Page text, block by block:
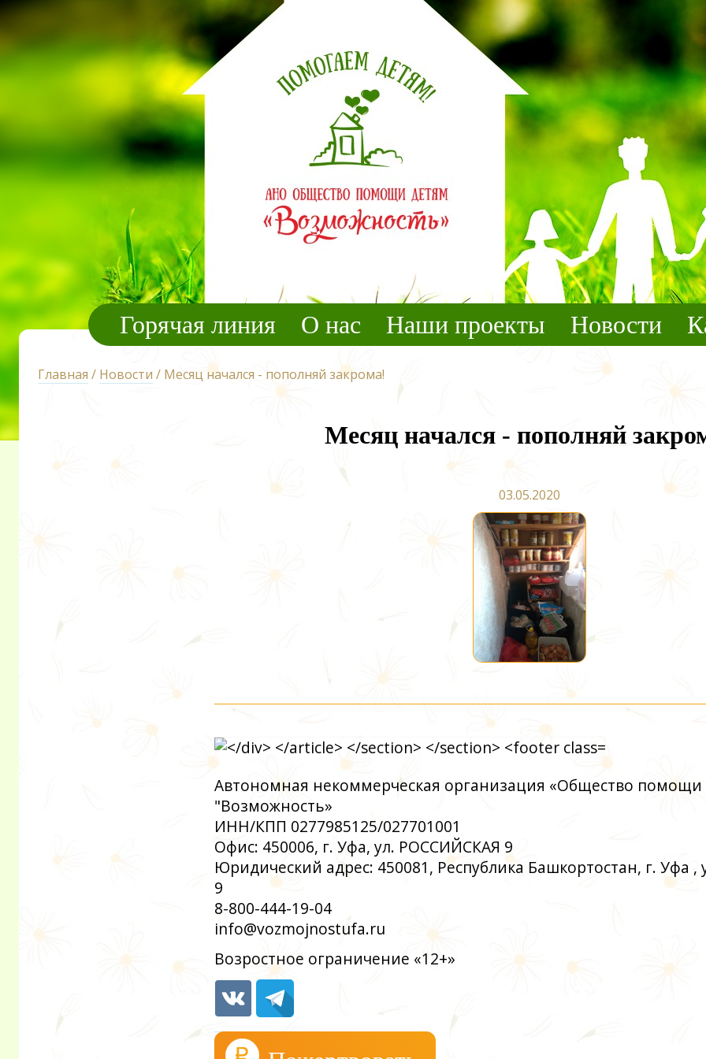
Горячая линия О нас Наши проекты Новости
Главная / Новости / Месяц начался - пополняй закрома!
Месяц начался - пополняй
03.05.2020
Автономная некоммерческая организация «Общество помощи
"Возможность»
ИНН/КПП 0277985125/027701001
Офис: 450006, г. Уфа, ул. РОССИЙСКАЯ 9
Юридический адрес: 450081, Республика Башкортостан, г. Уфа ,
9
8-800-444-19-04
info@vozmojnostufa.ru
Возростное ограничение «12+»